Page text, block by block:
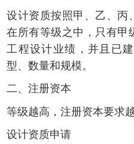
设计资质按照甲、乙、丙
在所有等级之中，只有甲
工程设计业绩，并且已
型、数量和规模。
二、注册资本
等级越高，注册资本要求越
设计资质申请